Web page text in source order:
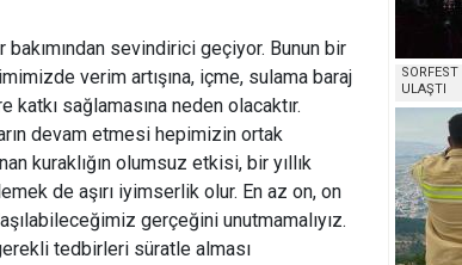
sevindirici geçiyor. Bunun bir
verim artışına, içme, sulama baraj
sağlamasına neden olacaktır.
devam etmesi hepimizin ortak
kuraklığın olumsuz etkisi, bir yıllık
de aşırı iyimserlik olur. En az on, on
gerçeğini unutmamalıyız.
tedbirleri süratle alması
ULAŞTI